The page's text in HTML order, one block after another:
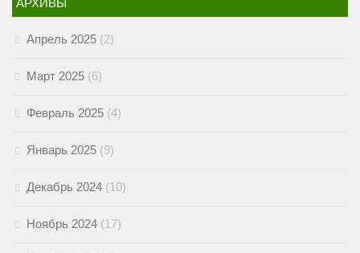
АРХИВЫ
Апрель 2025 (2)
Март 2025 (6)
Февраль 2025 (4)
Январь 2025 (9)
Декабрь 2024 (10)
Ноябрь 2024 (17)